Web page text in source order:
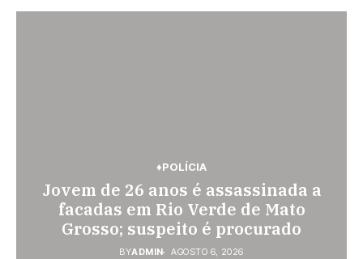
Pedro Gomes: Motociclista fica
ferido ao colidir com automóvel
na Av. Diva Araújo; ele não tinha
CNH
♦POLÍCIA
Jovem de 26 anos é assassinada a
facadas em Rio Verde de Mato
Grosso; suspeito é procurado
BYADMIN AGOSTO 6, 2026
♦ELEIÇÕES 2026
Eleições 2026: Real Time; Eduardo
Riedel tem 44% e Fábio Trad, 25%,
no 1º turno para o governo do MS
BYADMIN AGOSTO 6, 2026